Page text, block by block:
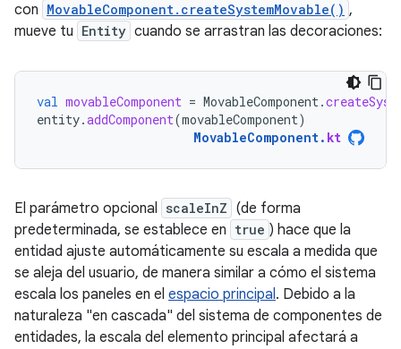
con MovableComponent.createSystemMovable() ,
mueve tu Entity cuando se arrastran las decoraciones:
val movableComponent = MovableComponent.
entity.addComponent(movableComponent)
MovableComponent. kt
El parámetro opcional scaleInZ (de forma
predeterminada, se establece en true ) hace que la
entidad ajuste automáticamente su escala a medida que
se aleja del usuario, de manera similar a cómo el sistema
escala los paneles en el espacio principal. Debido a la
naturaleza "en cascada" del sistema de componentes de
entidades, la escala del elemento principal afectará a